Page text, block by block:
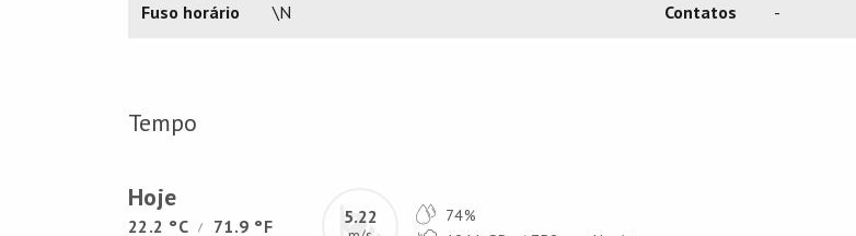
Fuso horário \N Contatos -
Tempo
Hoje
22.2 °C /
71.9 °F
5.22
74%